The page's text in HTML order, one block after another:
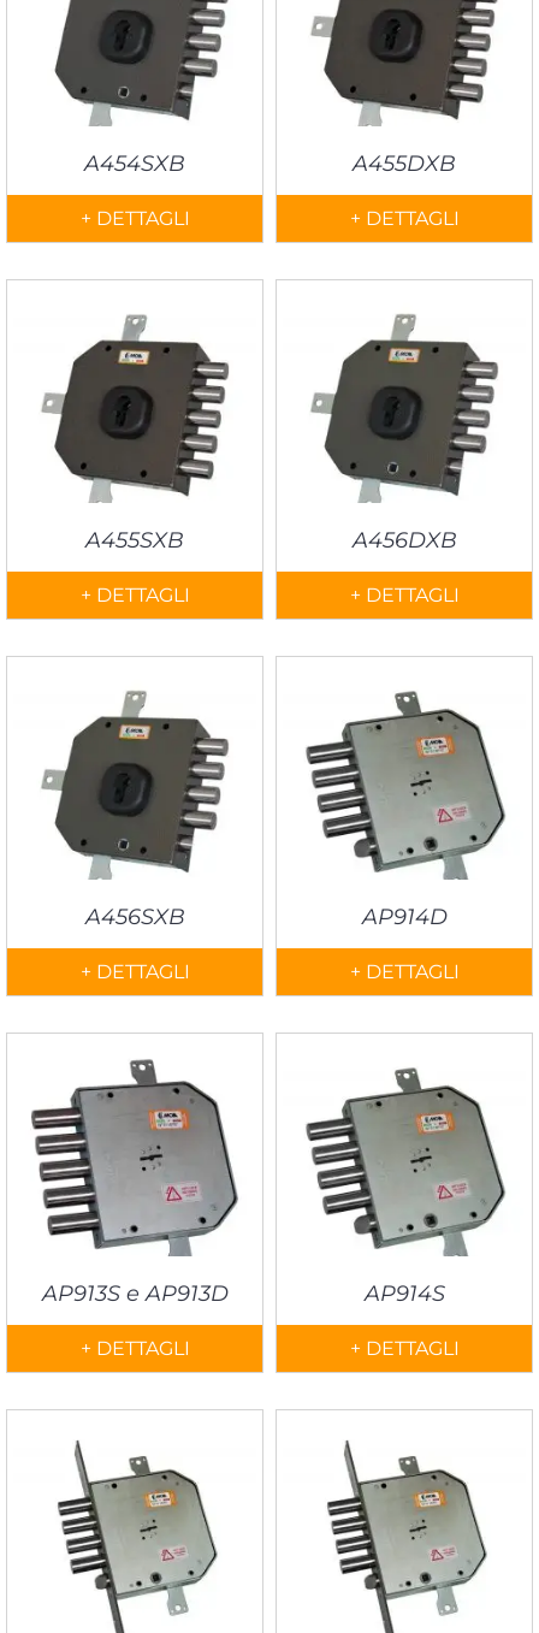
A454SXB
+ DETTAGLI
A455DXB
+ DETTAGLI
A455SXB
+ DETTAGLI
A456DXB
+ DETTAGLI
A456SXB
+ DETTAGLI
AP914D
+ DETTAGLI
AP913S e AP913D
+ DETTAGLI
AP914S
+ DETTAGLI